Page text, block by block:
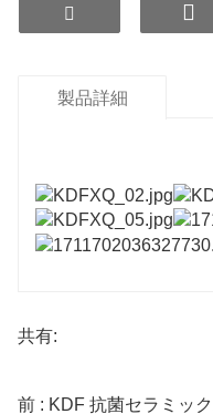
クテリア作用を有し
銀ベースの抗菌材料
微細孔成形と焼成時
この水処理媒体は革
て機能し、環境基準
保護要件を満たして
製品詳細
共有: